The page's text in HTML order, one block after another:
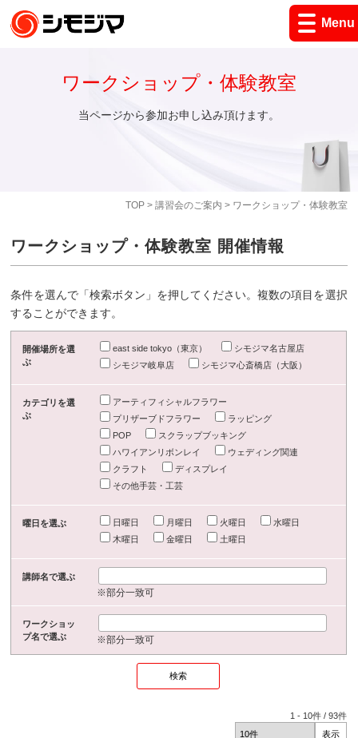
Menu
TOP> 講習会のご案内 > ワークショップ・体験教室
ワークショップ・体験教室
当ページから参加お申し込み頂けます。
ワークショップ・体験教室 開催情報
条件を選んで「検索ボタン」を押してください。複数の項目を選択
することができます。
開催場所を選
ぶ
east side tokyo（東京）
シモジマ名古屋店
シモジマ岐阜店
シモジマ心斎橋店（大阪）
カテゴリを選
ぶ
アーティフィシャルフラワー
プリザーブドフラワー
ラッピング
POP
スクラップブッキング
ハワイアンリボンレイ
ウェディング関連
クラフト
ディスプレイ
その他手芸・工芸
曜日を選ぶ 日曜日 月曜日 火曜日
水曜日
木曜日
金曜日 土曜日
講師名で選ぶ
※部分一致可
ワークショッ
プ名で選ぶ
※部分一致可
1 - 10件 /93件